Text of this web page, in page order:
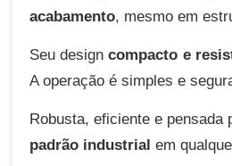
acabamento, mesmo em
Seu designcompacto e
A operação é simples e
Robusta, eficiente e
padrão industrial em